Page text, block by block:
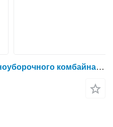
Двигатель IVECO для зерноуборочного комбайна New Holland FX300